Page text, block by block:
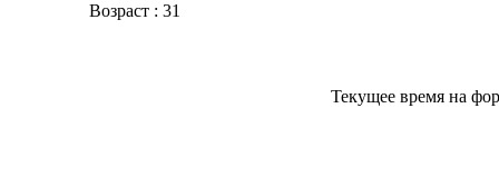
Возраст : 31
Текущее время на